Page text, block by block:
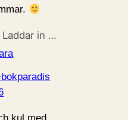
Laddar in …